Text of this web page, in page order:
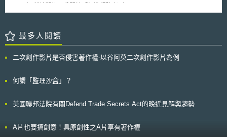
兒童之敏感個人資料保護。其中草案第18條規定蒐集、處理與利用敏感個人
資料前，必須獲得資料主體者（Data principal）之明確同意（Explicit
consent）。而明確同意是指，取得資料主體者同意前，應具體且明確告知
資料主體者擁有確認與近用權（Right to confirmation and access）、更正
忘權（Right to be forgotten）等權利。 導入隱私保護設計（Privacy by
design）概念：規範於草案第29條，資料保有者（Data fiduciary）應採取
除資料過程皆應透明並保護隱私，同時所有組織管理、業務執行與設備技術
簡稱VIPs）及閱讀障礙者接觸受著作權保護之資訊」國際性公約，內容為提
張，亦即針對視障者及閱讀障礙者放寬著作權合理使用範圍。 SCCR的
會員，將就此草擬公約於2010年5月26日至28日進行協商討論，其協商結
台，開放各界參與本議題之討論（https://www3.wipo.int/forum/），該網路
之相關問題。 目前全球有超過3億1千4百萬盲人或視障者，但目前於全球各
位。而為促進保障視障者及閱讀障礙者接觸資訊的權利，例如藉由點字書
障礙者閱讀或收聽的工具。但如何結合現代科技、增進其接取資訊的機會與
放寬著作權相關規定；亦即如何讓著作權所有人的權利受到保護，以及有利
最多人閱讀
二次創作影片是否侵害著作權-以谷阿莫二次創作影片為例
何謂「監理沙盒」？
美國聯邦法院有關Defend Trade Secrets Act的晚近見解與趨勢
A片也要搞創意！具原創性之A片享有著作權